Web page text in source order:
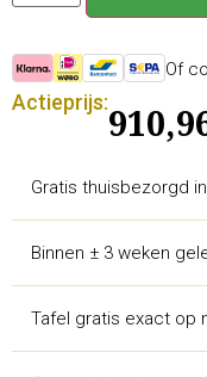
Of
Actieprijs:
Gratis thuisbezorgd in
Binnen ± 3 weken
Tafel gratis exact op